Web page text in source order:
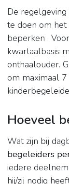
De regelgeving
te doen om het
beperken .
kwartaalbasis
onthaalouder.
om maximaal 7
Hoeveel
Wat zijn bij
begeleiders
iedere
hij/zij nodig